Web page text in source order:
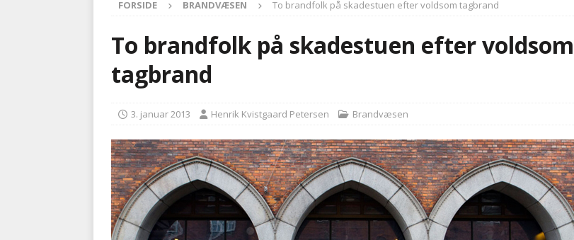
[ 5. august 2026 ] Advarer: Udløb af sygetransporttilladelser kan sende 400.000 kørsler over
i det offentlige
PRÆHOSPITAL
[ 5. august 2026 ]
[ 4. august 2026 ]
nødsporet
AUTOHJÆLP
FORSIDE BRANDVÆSEN To brandfolk på skadestuen efter voldsom tagbrand
To brandfolk på skadestuen efter voldsom
tagbrand
3. januar 2013 Henrik Kvistgaard Petersen Brandvæsen